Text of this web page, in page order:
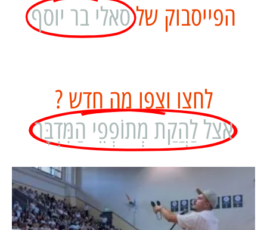
של סאלי בר יוסף
לחצו וצפו מה חדש ?
אצל לַהֲקַת מְתוֹפְפֵי הַמִּדְבָּר